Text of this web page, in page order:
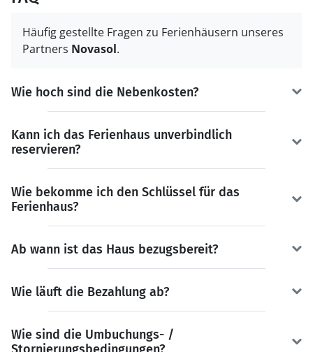
Häufig gestellte Fragen zu Ferienhäusern unseres
Partners Novasol.
Wie hoch sind die Nebenkosten?
Kann ich das Ferienhaus unverbindlich
reservieren?
Wie bekomme ich den Schlüssel für das
Ferienhaus?
Ab wann ist das Haus bezugsbereit?
Wie läuft die Bezahlung ab?
Wie sind die Umbuchungs- /